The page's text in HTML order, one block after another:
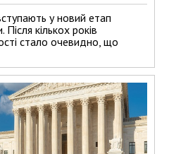
у новий етап
кількох років
стало очевидно, що